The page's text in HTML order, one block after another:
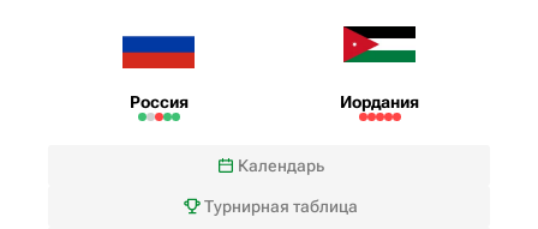
Россия Иордания
Календарь
Турнирная таблица